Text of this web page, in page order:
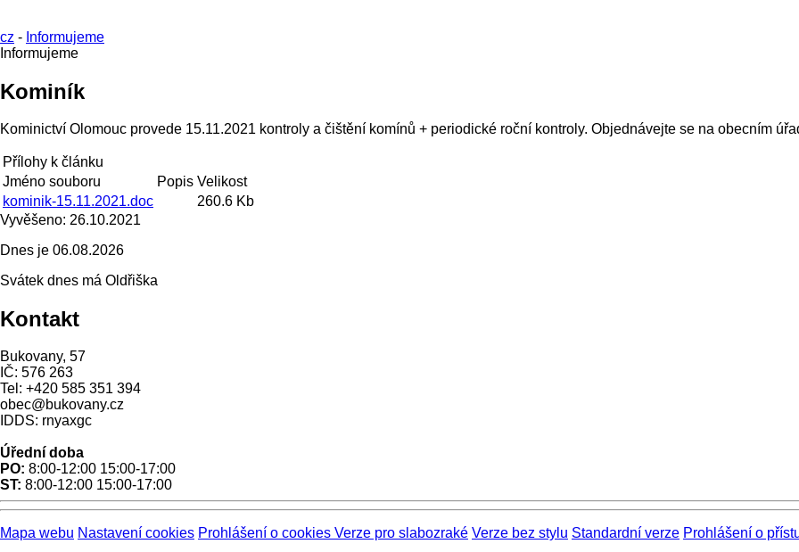
cz - Informujeme
Informujeme
Kominík
Kominictví Olomouc provede 15.11.2021 kontroly a čištění komínů + periodické roční kontroly. Objednávejte se na obecním
Přílohy k článku
Jméno souboru
Popis Velikost
kominik-15.11.2021.doc
260.6 Kb
Vyvěšeno: 26.10.2021
Dnes je 06.08.2026
Svátek dnes má Oldřiška
Kontakt
Bukovany, 57
IČ: 576 263
Tel: +420 585 351 394
obec@bukovany.cz
IDDS: rnyaxgc
Úřední doba
PO: 8:00-12:00 15:00-17:00
ST: 8:00-12:00 15:00-17:00
Mapa webu Nastavení cookies Prohlášení o cookies Verze pro slabozraké Verze bez stylu Standardní verze Prohlášení o